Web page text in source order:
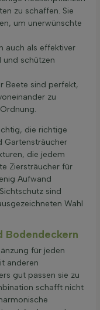
zu schaffen. Sie
um unerwünschte
auch als effektiver
und schützen
Beete sind perfekt,
zu
die richtige
Gartensträucher
die jedem
Ziersträucher für
Aufwand
sind
Wahl
Bodendeckern
für jeden
anderen
gut passen sie zu
schafft nicht